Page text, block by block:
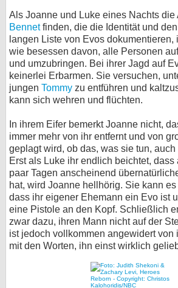
Als Joanne und Luke eines Nachts die
Bennetfinden, die die Identität und
langen Liste von Evos dokumentieren,
wie besessen davon, alle Personen
und umzubringen. Bei ihrer Jagd auf
keinerlei Erbarmen. Sie versuchen,
jungen Tommy zu entführen und
kann sich wehren und flüchten.
In ihrem Eifer bemerkt Joanne nicht,
immer mehr von ihr entfernt und von
geplagt wird, ob das, was sie tun,
Erst als Luke ihr endlich beichtet, dass
paar Tagen anscheinend
hat, wird Joanne hellhörig. Sie kann
dass ihr eigener Ehemann ein Evo ist
eine Pistole an den Kopf. Schließlich
zwar dazu, ihren Mann nicht auf der
ist jedoch vollkommen angewidert von
mit den Worten, ihn einst wirklich